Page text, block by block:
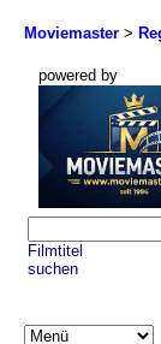
Moviemaster >
powered by
Filmtitel
suchen